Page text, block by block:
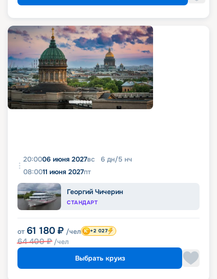
20:0006 июня 2027вс 6 дн/5 нч
08:0011 июня 2027пт
Георгий Чичерин
СТАНДАРТ
от 61 180 ₽ /чел
64 400₽ /чел
+2 027
Выбрать круиз